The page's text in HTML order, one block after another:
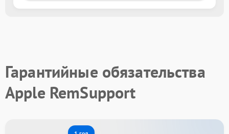
Гарантийные обязательства
Apple RemSupport